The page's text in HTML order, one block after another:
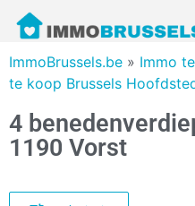
ImmoBrussels.be » Immo
te koop Brussels
4
1190 Vorst